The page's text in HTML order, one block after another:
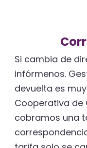
Si cambia de
infórmenos.
devuelta es
Cooperativa de
cobramos una